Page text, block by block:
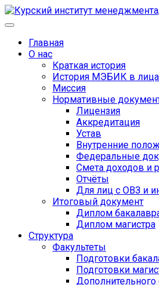
Главная
О нас
Краткая история
История МЭБИК в
Миссия
Нормативные
Лицензия
Аккредитация
Устав
Внутренние
Федеральные
Смета доходов и
Отчёты
Для лиц с ОВЗ и
Итоговый документ
Диплом
Диплом магистра
Структура
Факультеты
Подготовки
Подготовки
Дополнительного